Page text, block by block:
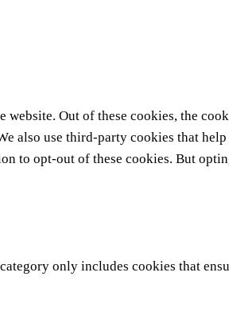
Out of these cookies, the
use third-party cookies that
to opt-out of these cookies. But
only includes cookies that